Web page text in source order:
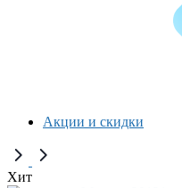
Акции и скидки
Хит